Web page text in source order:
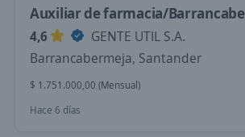
Auxiliar de farmacia/
4,6
GENTE UTIL S.A.
Barrancabermeja, Santander
$ 1.751.000,00 (Mensual)
Hace 6 días